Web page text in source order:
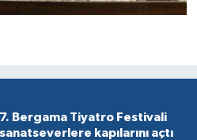
7. Bergama Tiyatro Festivali
sanatseverlere kapılarını açtı